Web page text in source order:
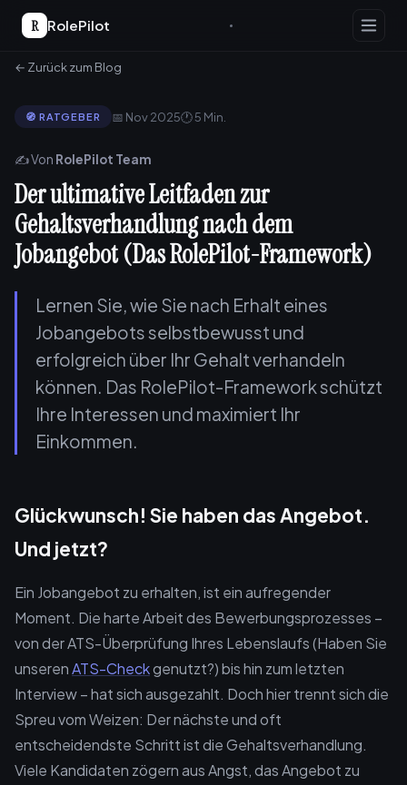
R RolePilot
← Zurück zum Blog
🧭 RATGEBER 📅 Nov 2025🕐 5 Min.
✍️ Von RolePilot Team
Der ultimative Leitfaden zur
Gehaltsverhandlung nach dem
Jobangebot (Das RolePilot-Framework)
Lernen Sie, wie Sie nach Erhalt eines
Jobangebots selbstbewusst und
erfolgreich über Ihr Gehalt verhandeln
können. Das RolePilot-Framework schützt
Ihre Interessen und maximiert Ihr
Einkommen.
Glückwunsch! Sie haben das Angebot.
Und jetzt?
Ein Jobangebot zu erhalten, ist ein aufregender
Moment. Die harte Arbeit des Bewerbungsprozesses –
von der ATS-Überprüfung Ihres Lebenslaufs (Haben Sie
unserenATS-Checkgenutzt?) bis hin zum letzten
Interview – hat sich ausgezahlt. Doch hier trennt sich die
Spreu vom Weizen: Der nächste und oft
entscheidendste Schritt ist die Gehaltsverhandlung.
Viele Kandidaten zögern aus Angst, das Angebot zu